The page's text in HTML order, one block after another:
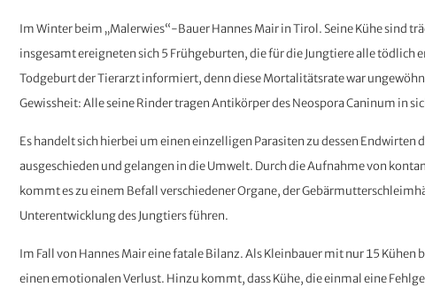
Im Winter beim „Malerwies“-Bauer Hannes Mair in Tirol. Seine Kühe sind
insgesamt ereigneten sich 5 Frühgeburten, die für die Jungtiere alle
Todgeburt der Tierarzt informiert, denn diese Mortalitätsrate war
Gewissheit: Alle seine Rinder tragen Antikörper des Neospora Caninum in
Es handelt sich hierbei um einen einzelligen Parasiten zu dessen Endwirten
ausgeschieden und gelangen in die Umwelt. Durch die Aufnahme von
kommt es zu einem Befall verschiedener Organe, der
Unterentwicklung des Jungtiers führen.
Im Fall von Hannes Mair eine fatale Bilanz. Als Kleinbauer mit nur 15
einen emotionalen Verlust. Hinzu kommt, dass Kühe, die einmal eine